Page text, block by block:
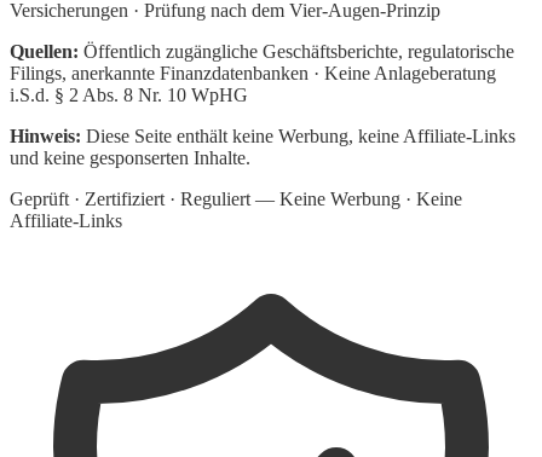
Versicherungen · Prüfung nach dem Vier-Augen-Prinzip
Quellen: Öffentlich zugängliche Geschäftsberichte, regulatorische
Filings, anerkannte Finanzdatenbanken · Keine Anlageberatung
i.S.d. § 2 Abs. 8 Nr. 10 WpHG
Hinweis: Diese Seite enthält keine Werbung, keine Affiliate-Links
und keine gesponserten Inhalte.
Geprüft · Zertifiziert · Reguliert — Keine Werbung · Keine
Affiliate-Links